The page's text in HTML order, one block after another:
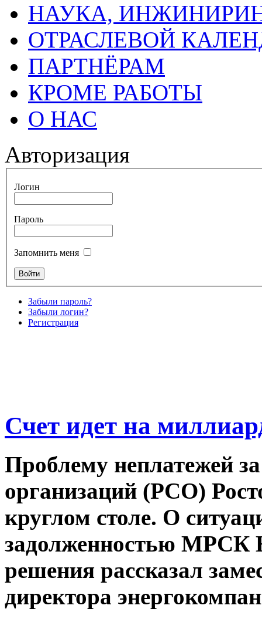
НАУКА,
ОТРАСЛЕВОЙ
ПАРТНЁРАМ
КРОМЕ РАБОТЫ
О НАС
Авторизация
Логин
Пароль
Запомнить меня
Забыли пароль?
Забыли логин?
Регистрация
Счет идет на
Проблему неплатежей
организаций (РСО)
круглом столе. О
задолженностью МРСК
решения рассказал
директора